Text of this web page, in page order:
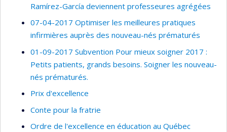
Ramírez-García deviennent professeures agrégées
07-04-2017 Optimiser les meilleures pratiques
infirmières auprès des nouveau-nés prématurés
01-09-2017 Subvention Pour mieux soigner 2017 :
Petits patients, grands besoins. Soigner les nouveau-
nés prématurés.
Prix d'excellence
Conte pour la fratrie
Ordre de l'excellence en éducation au Québec